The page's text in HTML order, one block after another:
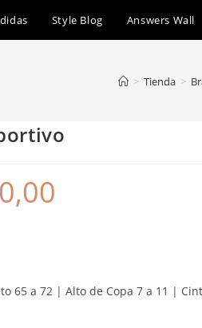
Style Blog Answers Wall
> Tienda >
65 a 72 | Alto de Copa 7 a 11 |